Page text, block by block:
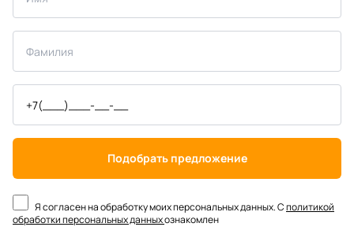
Подобрать предложение
Я согласен на обработку моих персональных данных. Сполитикой
обработки персональных данныхознакомлен